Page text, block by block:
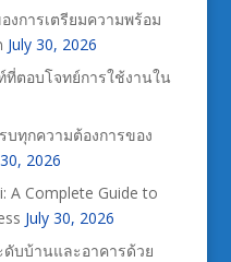
งการเตรียมความพร้อม
July 30, 2026
ตอบโจทย์การใช้งานใน
ทุกความต้องการของ
2026
A Complete Guide to
July 30, 2026
ดับบ้านและอาคารด้วย